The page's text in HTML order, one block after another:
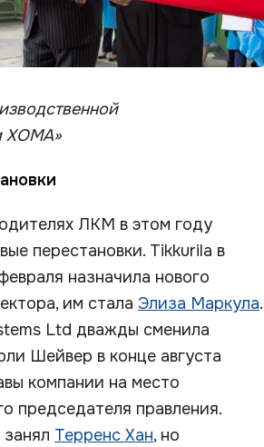
ХОМА»
ЛКМ в этом году
перестановки. Tikkurila в
назначила нового
им стала Элиза Маркула.
Ltd дважды сменила
Шейвер в конце августа
компании на место
председателя правления.
Терренс Хан, но